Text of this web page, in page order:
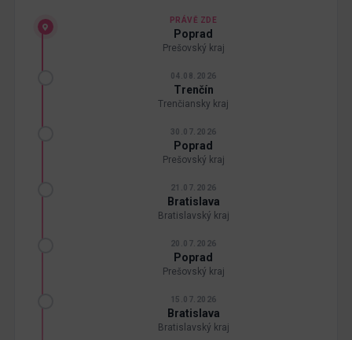
PRÁVĚ ZDE
Poprad
Prešovský kraj
04.08.2026
Trenčín
Trenčiansky kraj
30.07.2026
Poprad
Prešovský kraj
21.07.2026
Bratislava
Bratislavský kraj
20.07.2026
Poprad
Prešovský kraj
15.07.2026
Bratislava
Bratislavský kraj